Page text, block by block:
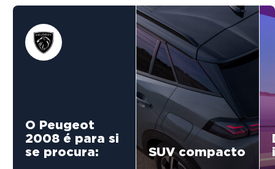
O Peugeot
2008 é para si
se procura:
SUV compacto